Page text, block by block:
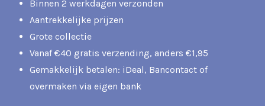
Binnen 2 werkdagen verzonden
Aantrekkelijke prijzen
Grote collectie
Vanaf €40 gratis verzending, anders €1,95
Gemakkelijk betalen: iDeal, Bancontact of
overmaken via eigen bank